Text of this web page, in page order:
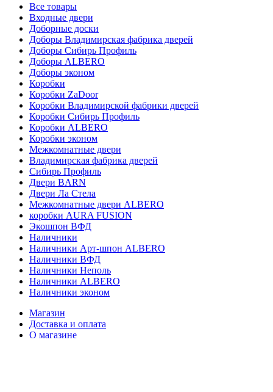
Все товары
Входные двери
Доборные доски
Доборы Владимирская фабрика дверей
Доборы Сибирь Профиль
Доборы ALBERO
Доборы эконом
Коробки
Коробки ZaDoor
Коробки Владимирской фабрики дверей
Коробки Сибирь Профиль
Коробки ALBERO
Коробки эконом
Межкомнатные двери
Владимирская фабрика дверей
Сибирь Профиль
Двери BARN
Двери Ла Стела
Межкомнатные двери ALBERO
коробки AURA FUSION
Экошпон ВФД
Наличники
Наличники Арт-шпон ALBERO
Наличники ВФД
Наличники Неполь
Наличники ALBERO
Наличники эконом
Магазин
Доставка и оплата
О магазине